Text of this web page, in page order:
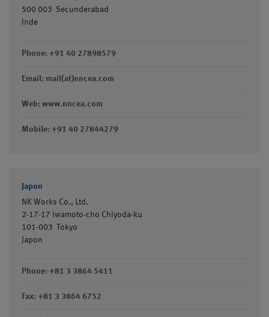
500 003 Secunderabad
Inde
Phone: +91 40 27898579
Email: mail(at)nncea.com
Web: www.nncea.com
Mobile: +91 40 27844279
Japon
NK Works Co., Ltd.
2-17-17 Iwamoto-cho Chiyoda-ku
101-003
Tokyo
Japon
Phone: +81 3 3864 5411
Fax: +81 3 3864 6752